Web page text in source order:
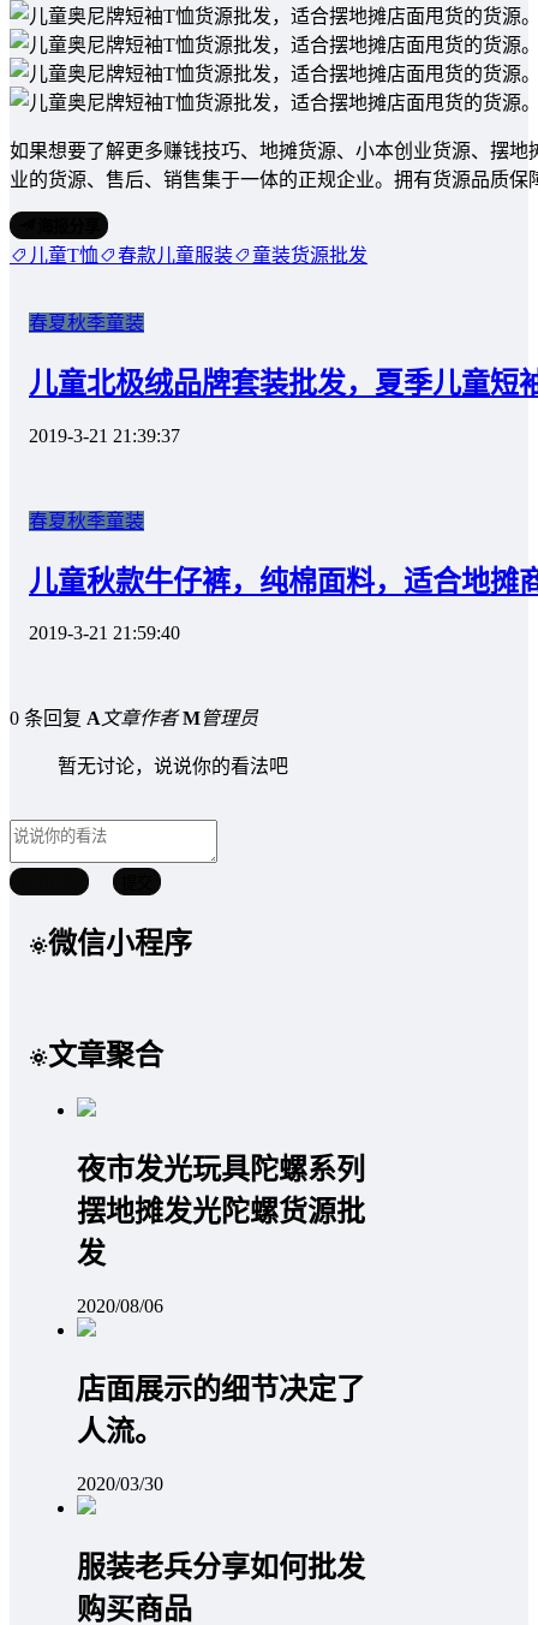
如果想要了解更多赚钱技巧、地摊货源、小本创业货源、摆
业的货源、售后、销售集于一体的正规企业。拥有货源品质
儿童T恤 春款儿童服装 童装货源批发
春夏秋季童装
儿童北极绒品牌套装批发，夏季儿童短
2019-3-21 21:39:37
春夏秋季童装
儿童秋款牛仔裤，纯棉面料，适合地摊
2019-3-21 21:59:40
0 条回复 A文章作者 M管理员
暂无讨论，说说你的看法吧
微信小程序
文章聚合
夜市发光玩具陀螺系列
摆地摊发光陀螺货源批
发
2020/08/06
店面展示的细节决定了
人流。
2020/03/30
服装老兵分享如何批发
购买商品